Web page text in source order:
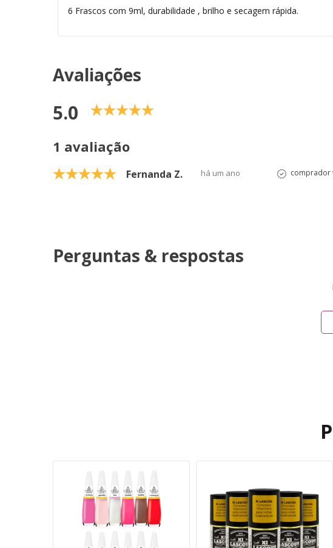
6 Frascos com 9ml, durabilidade , brilho e secagem rápida.
Avaliações
5.0
1 avaliação
Fernanda Z. há um ano comprador
Perguntas & respostas